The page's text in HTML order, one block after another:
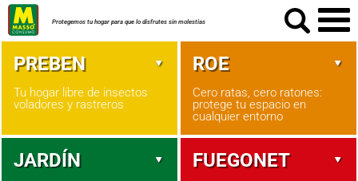
Protegemos tu hogar para que lo disfrutes sin molestias
PREBEN
Tu hogar libre de insectos
voladores y rastreros
ROE
Cero ratas, cero ratones:
protege tu espacio en
cualquier entorno
JARDÍN FUEGONET